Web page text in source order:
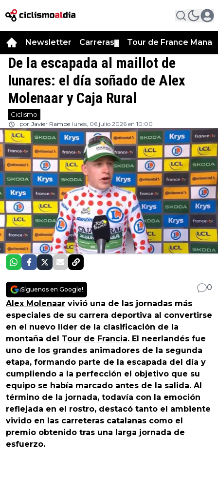
Newsletter Carreras Tour de France
De la escapada al maillot de
lunares: el día soñado de Alex
Molenaar y Caja Rural
Ciclismo
por Javier Rampe lunes, 06 julio 2026 en 10:00
¡Síguenos en Google!
0
Alex Molenaar vivió una de las jornadas más
especiales de su carrera deportiva al convertirse
en el nuevo líder de la clasificación de la
montaña del Tour de Francia. El neerlandés fue
uno de los grandes animadores de la segunda
etapa, formando parte de la escapada del día y
cumpliendo a la perfección el objetivo que su
equipo se había marcado antes de la salida. Al
término de la jornada, todavía con la emoción
reflejada en el rostro, destacó tanto el ambiente
vivido en las carreteras catalanas como el
premio obtenido tras una larga jornada de
esfuerzo.